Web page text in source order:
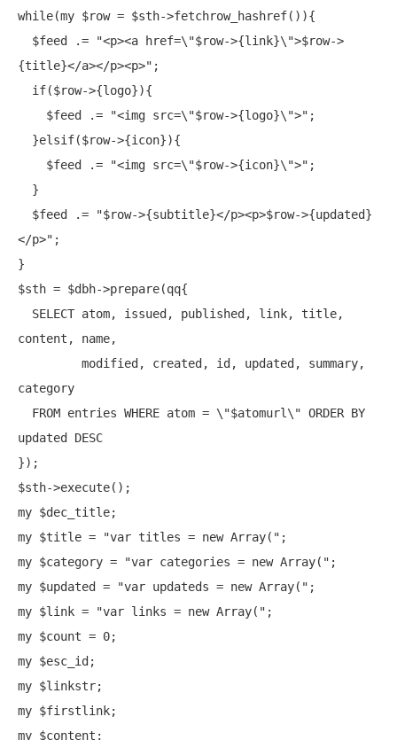
while(my $row = $sth->fetchrow_hashref()){
  $feed .=
"<p><a href=\"$row->{link}\">$row->
{title}</a></p><p>" ;
if($row->{logo}){
    $feed .=
"<img src=\"$row->{logo}\">" ;
    $feed .=
"<img src=\"$row->{icon}\">" ;
  $feed .=
"$row->{subtitle}</p><p>$row->{updated}
</p>" ;
}
$sth = $dbh->prepare(qq{
  SELECT atom, issued, published,
link, title,
content, name,
category
updated DESC
});
$sth->execute
my
my $title = "var titles = new Array("
my $category = "var categories = new Array("
my $updated = "var updateds = new Array("
my $link = "var links = new Array("
my
my
my
my
my